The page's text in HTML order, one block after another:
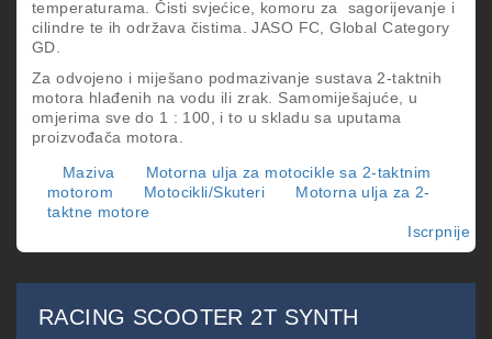
temperaturama. Čisti svjećice, komoru za sagorijevanje i
cilindre te ih održava čistima. JASO FC, Global Category
GD.
Za odvojeno i miješano podmazivanje sustava 2-taktnih
motora hlađenih na vodu ili zrak. Samomiješajuće, u
omjerima sve do 1 : 100, i to u skladu sa uputama
proizvođača motora.
Maziva
Motorna ulja za motocikle sa 2-taktnim
motorom
Motocikli/Skuteri
Motorna ulja za 2-
taktne motore
Iscrpnije
RACING SCOOTER 2T SYNTH